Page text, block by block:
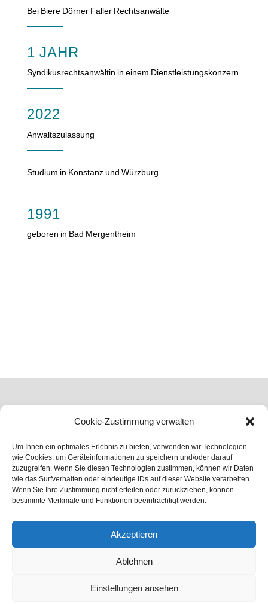
Cookie-Zustimmung verwalten
Um Ihnen ein optimales Erlebnis zu bieten, verwenden wir Technologien
wie Cookies, um Geräteinformationen zu speichern und/oder darauf
zuzugreifen. Wenn Sie diesen Technologien zustimmen, können wir Daten
wie das Surfverhalten oder eindeutige IDs auf dieser Website verarbeiten.
Wenn Sie Ihre Zustimmung nicht erteilen oder zurückziehen, können
bestimmte Merkmale und Funktionen beeinträchtigt werden.
Akzeptieren
Ablehnen
Einstellungen ansehen
Bei Biere Dörner Faller Rechtsanwälte
1 JAHR
Syndikusrechtsanwältin in einem Dienstleistungskonzern
2022
Anwaltszulassung
Studium in Konstanz und Würzburg
1991
geboren in Bad Mergentheim
Home
Über uns